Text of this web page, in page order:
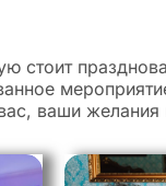
ваши